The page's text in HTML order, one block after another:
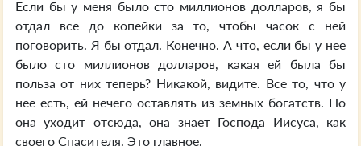
Если бы у меня было сто миллионов долларов, я бы
отдал все до копейки за то, чтобы часок с ней
поговорить. Я бы отдал. Конечно. А что, если бы у нее
было сто миллионов долларов, какая ей была бы
польза от них теперь? Никакой, видите. Все то, что у
нее есть, ей нечего оставлять из земных богатств. Но
она уходит отсюда, она знает Господа Иисуса, как
своего Спасителя. Это главное.